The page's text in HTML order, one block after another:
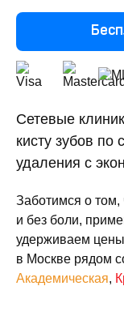
Сетевые
кисту зубов
удаления с
Заботимся о
и без боли,
удерживаем
в Москве рядом
Академическая,